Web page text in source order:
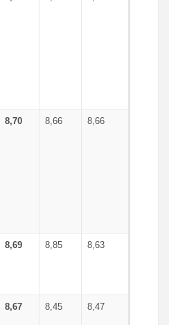
8,70 8,66 8,66
8,69 8,85 8,63
8,67 8,45 8,47